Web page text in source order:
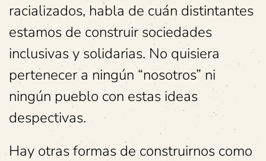
racializados, habla de cuán distintantes
estamos de construir sociedades
inclusivas y solidarias. No quisiera
pertenecer a ningún “nosotros” ni
ningún pueblo con estas ideas
despectivas.
Hay otras formas de construirnos como